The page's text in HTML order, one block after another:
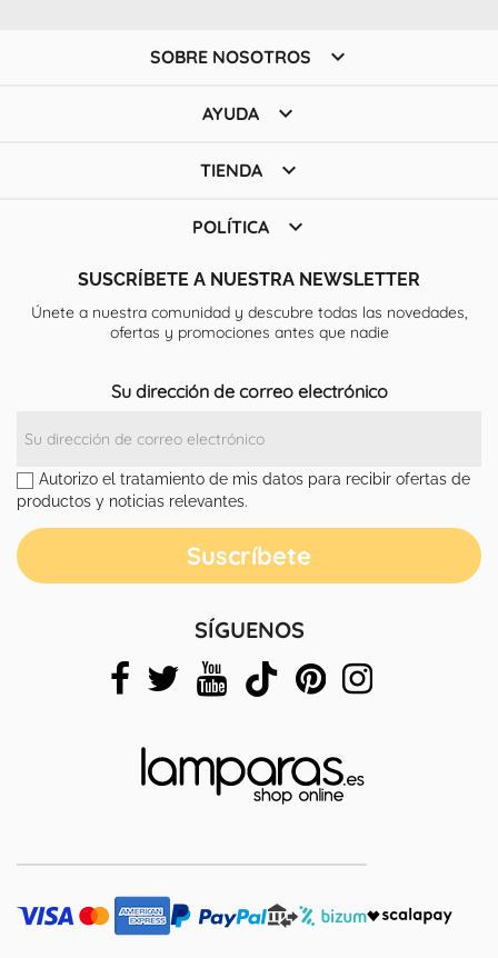
SOBRE NOSOTROS 
AYUDA 
TIENDA 
POLÍTICA 
SUSCRÍBETE A NUESTRA NEWSLETTER
Únete a nuestra comunidad y descubre todas las novedades,
ofertas y promociones antes que nadie
Su dirección de correo electrónico
Autorizo el tratamiento de mis datos para recibir ofertas de
productos y noticias relevantes.
SÍGUENOS